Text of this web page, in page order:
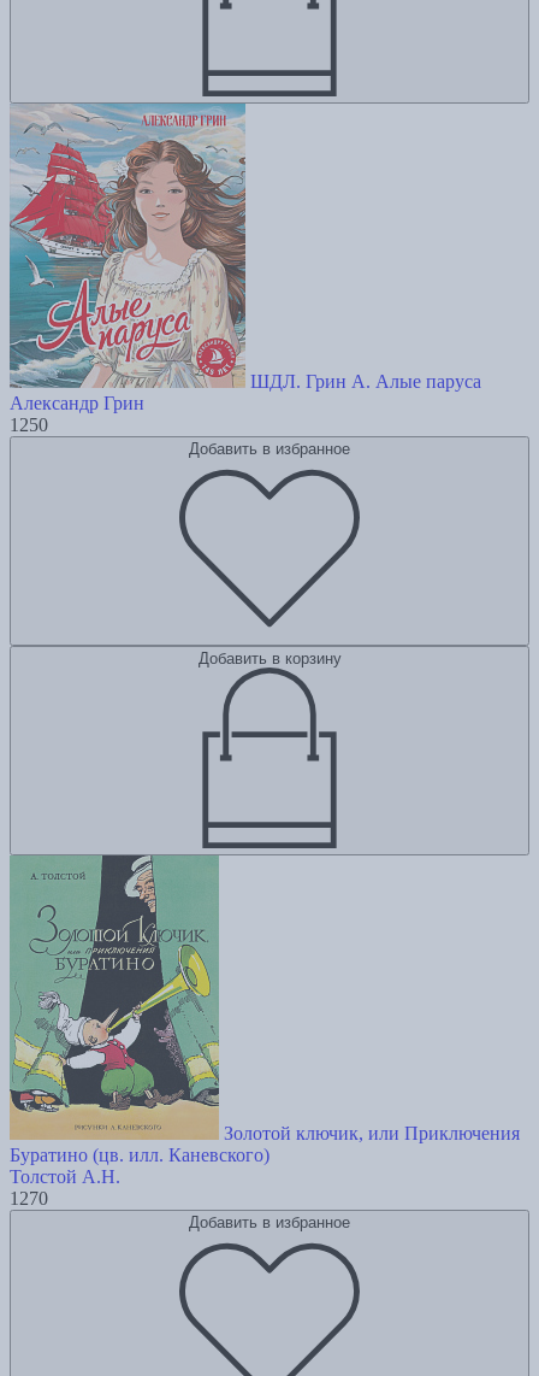
ШДЛ. Грин А. Алые паруса
Александр Грин
1250
Добавить в избранное
Добавить в корзину
Золотой ключик, или Приключения
Буратино (цв. илл. Каневского)
Толстой А.Н.
1270
Добавить в избранное